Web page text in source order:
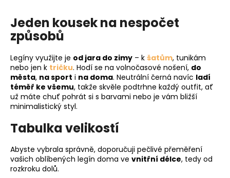
Jeden kousek na nespočet
způsobů
Legíny využijte je od jara do zimy – k šatům, tunikám
nebo jen k tričku. Hodí se na volnočasové nošení, do
města, na sport i na doma. Neutrální černá navíc ladí
téměř ke všemu, takže skvěle podtrhne každý outfit, ať
už máte chuť pohrát si s barvami nebo je vám bližší
minimalistický styl.
Tabulka velikostí
Abyste vybrala správně, doporučuji pečlivé přeměření
vašich oblíbených legín doma ve vnitřní délce, tedy od
rozkroku dolů.